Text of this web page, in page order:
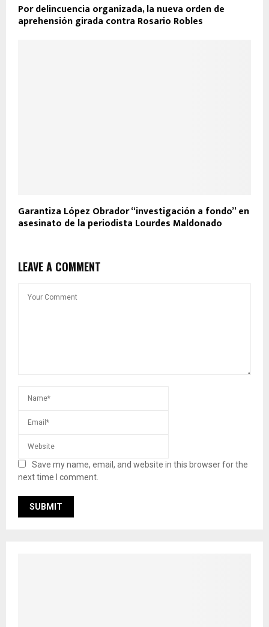
Por delincuencia organizada, la nueva orden de
aprehensión girada contra Rosario Robles
Garantiza López Obrador “investigación a fondo” en
asesinato de la periodista Lourdes Maldonado
LEAVE A COMMENT
Save my name, email, and website in this browser for the
next time I comment.